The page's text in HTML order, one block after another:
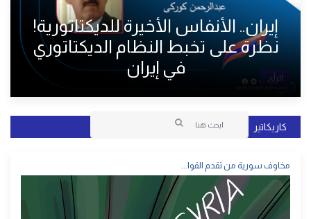
الرأي
إيران.. الأنفاس الأخيرة للديكتاتورية!
نظرة على تخبط النظام الديكتاتوري
في إيران
كاريكاتير
مخاوف سورية من تقدم القوا...